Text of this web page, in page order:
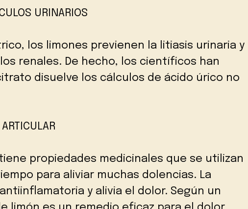
URINARIOS
los limones previenen la litiasis urinaria y
renales. De hecho, los científicos han
disuelve los cálculos de ácido úrico no
propiedades medicinales que se utilizan
para aliviar muchas dolencias. La
y alivia el dolor. Según un